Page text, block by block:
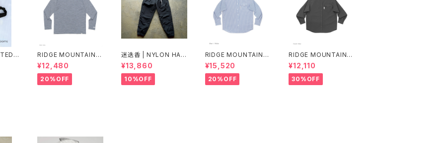
PAC
RIDGE MOUNTAIN G
EAR | Merino Basic
Long Sleeve Tee
"Micro Border"
¥12,480
20%OFF
迷迭香 | NYLON HAR
VEST TRAINER Ver.2
025 Lot.3
¥13,860
10%OFF
RIDGE MOUNTAIN G
EAR | Basic Long Sl
eeve Shirt "Stripe"
¥15,520
20%OFF
RIDGE MOUNTAIN G
EAR | Basic Long Sl
eeve Shirt
¥12,110
30%OFF